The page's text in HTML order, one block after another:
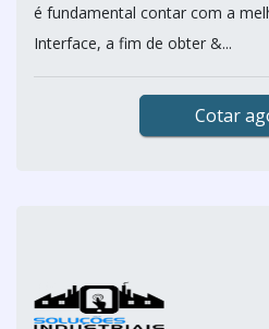
é fundamental contar com a
Interface, a fim de obter &...
Cotar